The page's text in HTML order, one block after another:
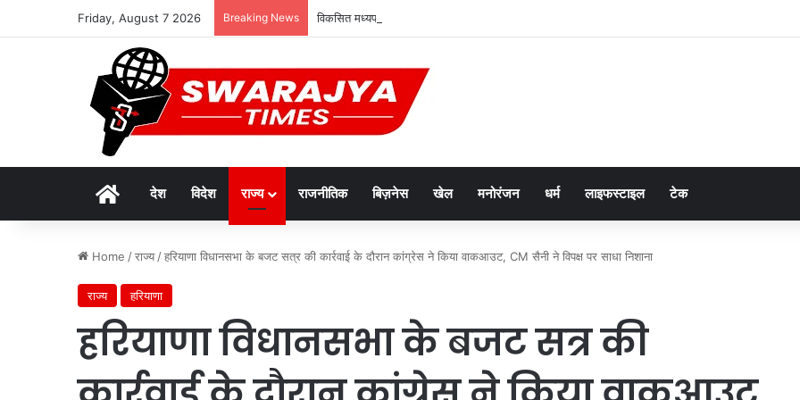
Friday, August 7 2026 Breaking News विकसित मध्यप्रदेश-2047’ की वित्तीय रूपरेखा तैयार
Homeदेश विदेश राज्य राजनीतिक बिज़नेस खेल मनोरंजन धर्म लाइफस्टाइल टेक
Home /राज्य /हरियाणा विधानसभा के बजट सत्र की कार्रवाई के दौरान कांग्रेस ने किया वाकआउट, CM सैनी ने विपक्ष पर साधा निशाना
राज्य हरियाणा
हरियाणा विधानसभा के बजट सत्र की